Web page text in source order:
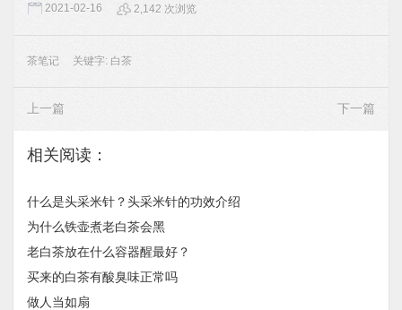
2021-02-16 2,142 次浏览
茶笔记 关键字: 白茶
上一篇 下一篇
相关阅读：
什么是头采米针？头采米针的功效介绍
为什么铁壶煮老白茶会黑
老白茶放在什么容器醒最好？
买来的白茶有酸臭味正常吗
做人当如扇